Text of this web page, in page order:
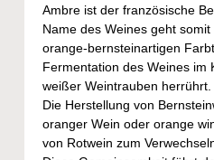
Ambre ist der französische
Name des Weines geht
orange-bernsteinartigen
Fermentation des Weines im
weißer Weintrauben herrührt.
Die Herstellung von
oranger Wein oder orange
von Rotwein zum